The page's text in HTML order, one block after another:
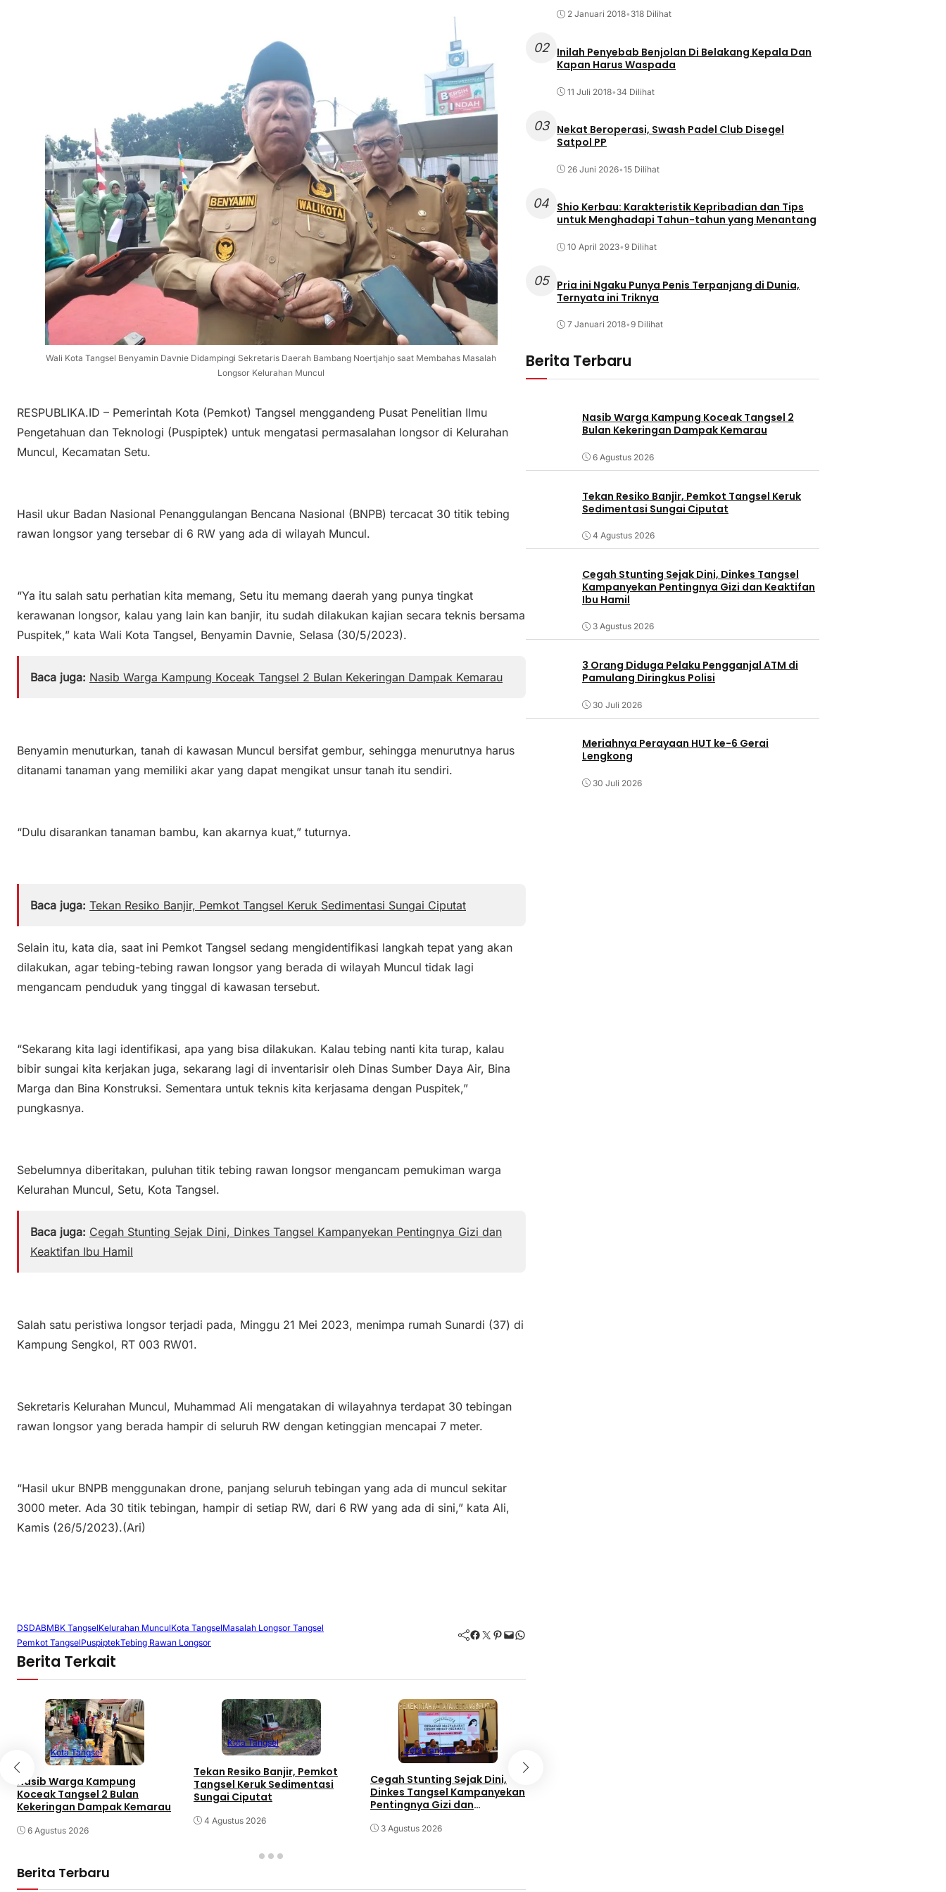
Wali Kota Tangsel Benyamin Davnie Didampingi Sekretaris Daerah Bambang Noertjahjo saat Membahas Masalah
Longsor Kelurahan Muncul
RESPUBLIKA.ID – Pemerintah Kota (Pemkot) Tangsel menggandeng Pusat Penelitian Ilmu
Pengetahuan dan Teknologi (Puspiptek) untuk mengatasi permasalahan longsor di Kelurahan
Muncul, Kecamatan Setu.
Hasil ukur Badan Nasional Penanggulangan Bencana Nasional (BNPB) tercacat 30 titik tebing
rawan longsor yang tersebar di 6 RW yang ada di wilayah Muncul.
“Ya itu salah satu perhatian kita memang, Setu itu memang daerah yang punya tingkat
kerawanan longsor, kalau yang lain kan banjir, itu sudah dilakukan kajian secara teknis bersama
Puspitek,” kata Wali Kota Tangsel, Benyamin Davnie, Selasa (30/5/2023).
Baca juga: Nasib Warga Kampung Koceak Tangsel 2 Bulan Kekeringan Dampak Kemarau
Benyamin menuturkan, tanah di kawasan Muncul bersifat gembur, sehingga menurutnya harus
ditanami tanaman yang memiliki akar yang dapat mengikat unsur tanah itu sendiri.
“Dulu disarankan tanaman bambu, kan akarnya kuat,” tuturnya.
Baca juga: Tekan Resiko Banjir, Pemkot Tangsel Keruk Sedimentasi Sungai Ciputat
Selain itu, kata dia, saat ini Pemkot Tangsel sedang mengidentifikasi langkah tepat yang akan
dilakukan, agar tebing-tebing rawan longsor yang berada di wilayah Muncul tidak lagi
mengancam penduduk yang tinggal di kawasan tersebut.
“Sekarang kita lagi identifikasi, apa yang bisa dilakukan. Kalau tebing nanti kita turap, kalau
bibir sungai kita kerjakan juga, sekarang lagi di inventarisir oleh Dinas Sumber Daya Air, Bina
Marga dan Bina Konstruksi. Sementara untuk teknis kita kerjasama dengan Puspitek,”
pungkasnya.
Sebelumnya diberitakan, puluhan titik tebing rawan longsor mengancam pemukiman warga
Kelurahan Muncul, Setu, Kota Tangsel.
Baca juga: Cegah Stunting Sejak Dini, Dinkes Tangsel Kampanyekan Pentingnya Gizi dan
Keaktifan Ibu Hamil
Salah satu peristiwa longsor terjadi pada, Minggu 21 Mei 2023, menimpa rumah Sunardi (37) di
Kampung Sengkol, RT 003 RW01.
Sekretaris Kelurahan Muncul, Muhammad Ali mengatakan di wilayahnya terdapat 30 tebingan
rawan longsor yang berada hampir di seluruh RW dengan ketinggian mencapai 7 meter.
“Hasil ukur BNPB menggunakan drone, panjang seluruh tebingan yang ada di muncul sekitar
3000 meter. Ada 30 titik tebingan, hampir di setiap RW, dari 6 RW yang ada di sini,” kata Ali,
Kamis (26/5/2023).(Ari)
DSDABMBK TangselKelurahan MunculKota TangselMasalah Longsor Tangsel
Pemkot TangselPuspiptekTebing Rawan Longsor
Facebook Twitter Pinterest Mail WhatsApp
Berita Terkait
Kota Tangsel
Nasib Warga Kampung
Koceak Tangsel 2 Bulan
Kekeringan Dampak Kemarau
6 Agustus 2026
Kota Tangsel
Tekan Resiko Banjir, Pemkot
Tangsel Keruk Sedimentasi
Sungai Ciputat
4 Agustus 2026
Kota Tangsel
Cegah Stunting Sejak Dini,
Dinkes Tangsel Kampanyekan
Pentingnya Gizi dan
3 Agustus 2026
Berita Terbaru
2 Januari 2018• 318 Dilihat
02
Inilah Penyebab Benjolan Di Belakang Kepala Dan
Kapan Harus Waspada
11 Juli 2018• 34 Dilihat
03
Nekat Beroperasi, Swash Padel Club Disegel
Satpol PP
26 Juni 2026•15 Dilihat
04 Shio Kerbau: Karakteristik Kepribadian dan Tips
untuk Menghadapi Tahun-tahun yang Menantang
10 April 2023•9 Dilihat
05
Pria ini Ngaku Punya Penis Terpanjang di Dunia,
Ternyata ini Triknya
7 Januari 2018•9 Dilihat
Berita Terbaru
Nasib Warga Kampung Koceak Tangsel 2
Bulan Kekeringan Dampak Kemarau
6 Agustus 2026
Tekan Resiko Banjir, Pemkot Tangsel Keruk
Sedimentasi Sungai Ciputat
4 Agustus 2026
Cegah Stunting Sejak Dini, Dinkes Tangsel
Kampanyekan Pentingnya Gizi dan Keaktifan
Ibu Hamil
3 Agustus 2026
3 Orang Diduga Pelaku Pengganjal ATM di
Pamulang Diringkus Polisi
30 Juli 2026
Meriahnya Perayaan HUT ke-6 Gerai
Lengkong
30 Juli 2026